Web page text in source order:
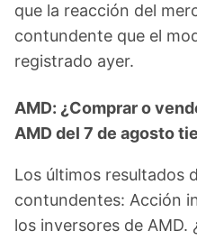
que la reacción del
contundente que el
registrado ayer.
AMD: ¿Comprar o
AMD del 7 de agosto
Los últimos resultados
contundentes: Acción
los inversores de